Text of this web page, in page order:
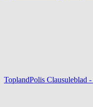
ToplandPolis Clausuleblad